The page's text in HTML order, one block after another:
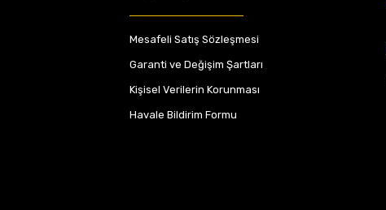
Mesafeli Satış Sözleşmesi
Garanti ve Değişim Şartları
Kişisel Verilerin Korunması
Havale Bildirim Formu